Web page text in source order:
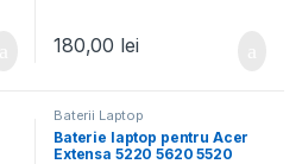
180,00 lei
Baterii Laptop
Baterie laptop pentru Acer
Extensa 5220 5620 5520